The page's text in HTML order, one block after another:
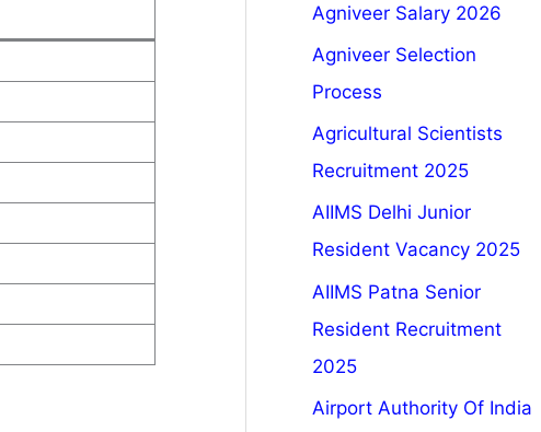
Agniveer Salary 2026
Agniveer Selection
Process
Agricultural Scientists
Recruitment 2025
AIIMS Delhi Junior
Resident Vacancy 2025
AIIMS Patna Senior
Resident Recruitment
2025
Airport Authority Of India